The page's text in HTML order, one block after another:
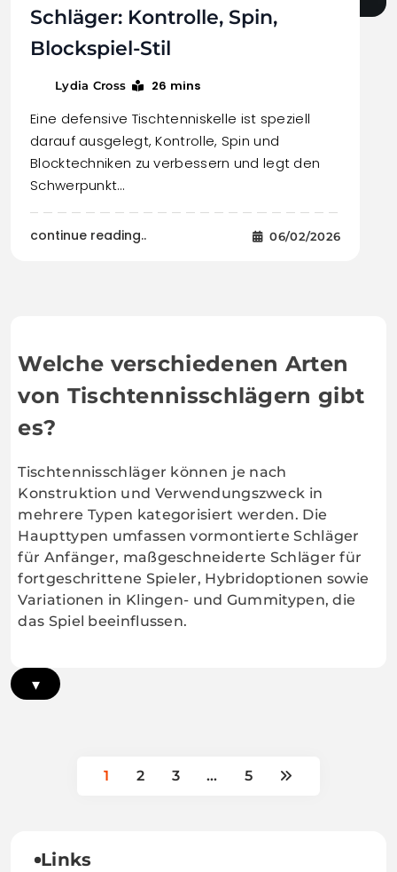
Schläger: Kontrolle, Spin,
Blockspiel-Stil
Lydia Cross 26 mins
Eine defensive Tischtenniskelle ist speziell
darauf ausgelegt, Kontrolle, Spin und
Blocktechniken zu verbessern und legt den
Schwerpunkt…
continue reading.. 06/02/2026
Welche verschiedenen Arten
von Tischtennisschlägern gibt
es?
Tischtennisschläger können je nach
Konstruktion und Verwendungszweck in
mehrere Typen kategorisiert werden. Die
Haupttypen umfassen vormontierte Schläger
für Anfänger, maßgeschneiderte Schläger für
fortgeschrittene Spieler, Hybridoptionen sowie
Variationen in Klingen- und Gummitypen, die
das Spiel beeinflussen.
▾
1 2 3 … 5
Links